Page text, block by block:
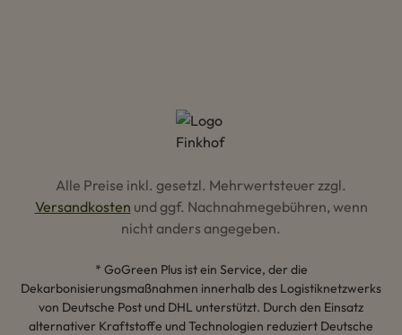
Alle Preise inkl. gesetzl. Mehrwertsteuer zzgl.
Versandkosten und ggf. Nachnahmegebühren, wenn
nicht anders angegeben.
* GoGreen Plus ist ein Service, der die
Dekarbonisierungsmaßnahmen innerhalb des Logistiknetzwerks
von Deutsche Post und DHL unterstützt. Durch den Einsatz
alternativer Kraftstoffe und Technologien reduziert Deutsche